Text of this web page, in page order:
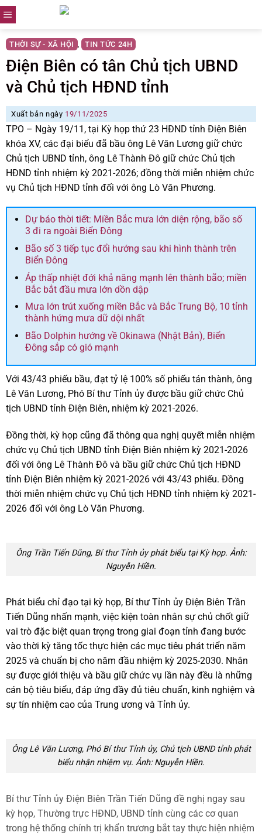
Skip
to
content
THỜI SỰ - XÃ HỘI , TIN TỨC 24H
Điện Biên có tân Chủ tịch UBND
và Chủ tịch HĐND tỉnh
Xuất bản ngày 19/11/2025
TPO – Ngày 19/11, tại Kỳ họp thứ 23 HĐND tỉnh Điện Biên
khóa XV, các đại biểu đã bầu ông Lê Văn Lương giữ chức
Chủ tịch UBND tỉnh, ông Lê Thành Đô giữ chức Chủ tịch
HĐND tỉnh nhiệm kỳ 2021-2026; đồng thời miễn nhiệm chức
vụ Chủ tịch HĐND tỉnh đối với ông Lò Văn Phương.
Dự báo thời tiết: Miền Bắc mưa lớn diện rộng, bão số
3 đi ra ngoài Biển Đông
Bão số 3 tiếp tục đổi hướng sau khi hình thành trên
Biển Đông
Áp thấp nhiệt đới khả năng mạnh lên thành bão; miền
Bắc bắt đầu mưa lớn dồn dập
Mưa lớn trút xuống miền Bắc và Bắc Trung Bộ, 10 tỉnh
thành hứng mưa dữ dội nhất
Bão Dolphin hướng về Okinawa (Nhật Bản), Biển
Đông sắp có gió mạnh
Với 43/43 phiếu bầu, đạt tỷ lệ 100% số phiếu tán thành, ông
Lê Văn Lương, Phó Bí thư Tỉnh ủy được bầu giữ chức Chủ
tịch UBND tỉnh Điện Biên, nhiệm kỳ 2021-2026.
Đồng thời, kỳ họp cũng đã thông qua nghị quyết miễn nhiệm
chức vụ Chủ tịch UBND tỉnh Điện Biên nhiệm kỳ 2021-2026
đối với ông Lê Thành Đô và bầu giữ chức Chủ tịch HĐND
tỉnh Điện Biên nhiệm kỳ 2021-2026 với 43/43 phiếu. Đồng
thời miễn nhiệm chức vụ Chủ tịch HĐND tỉnh nhiệm kỳ 2021-
2026 đối với ông Lò Văn Phương.
Ông Trần Tiến Dũng, Bí thư Tỉnh ủy phát biểu tại Kỳ họp. Ảnh:
Nguyễn Hiền.
Phát biểu chỉ đạo tại kỳ họp, Bí thư Tỉnh ủy Điện Biên Trần
Tiến Dũng nhấn mạnh, việc kiện toàn nhân sự chủ chốt giữ
vai trò đặc biệt quan trọng trong giai đoạn tỉnh đang bước
vào thời kỳ tăng tốc thực hiện các mục tiêu phát triển năm
2025 và chuẩn bị cho năm đầu nhiệm kỳ 2025-2030. Nhân
sự được giới thiệu và bầu giữ chức vụ lần này đều là những
cán bộ tiêu biểu, đáp ứng đầy đủ tiêu chuẩn, kinh nghiệm và
sự tín nhiệm cao của Trung ương và Tỉnh ủy.
Ông Lê Văn Lương, Phó Bí thư Tỉnh ủy, Chủ tịch UBND tỉnh phát
biểu nhận nhiệm vụ. Ảnh: Nguyễn Hiền.
Bí thư Tỉnh ủy Điện Biên Trần Tiến Dũng đề nghị ngay sau
kỳ họp, Thường trực HĐND, UBND tỉnh cùng các cơ quan
trong hệ thống chính trị khẩn trương bắt tay thực hiện nhiệm